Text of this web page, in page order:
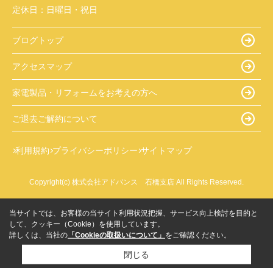
定休日： 日曜日・祝日
ブログトップ
アクセスマップ
家電製品・リフォームをお考えの方へ
ご退去ご解約について
利用規約 プライバシーポリシー サイトマップ
Copyright(c) 株式会社アドバンス 石橋支店 All Rights Reserved.
当サイトでは、お客様の当サイト利用状況把握、サービス向上検討を目的と
して、クッキー（Cookie）を使用しています。
詳しくは、当社の 「Cookieの取扱いについて」 をご確認ください。
閉じる